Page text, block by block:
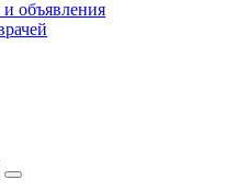
объявления
Поиск